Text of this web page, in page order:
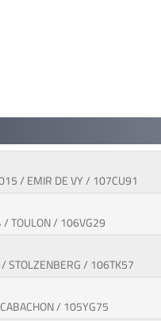
/ EMIR DE VY / 107CU91
TOULON / 106VG29
/ 106TK57
/ 105YG75